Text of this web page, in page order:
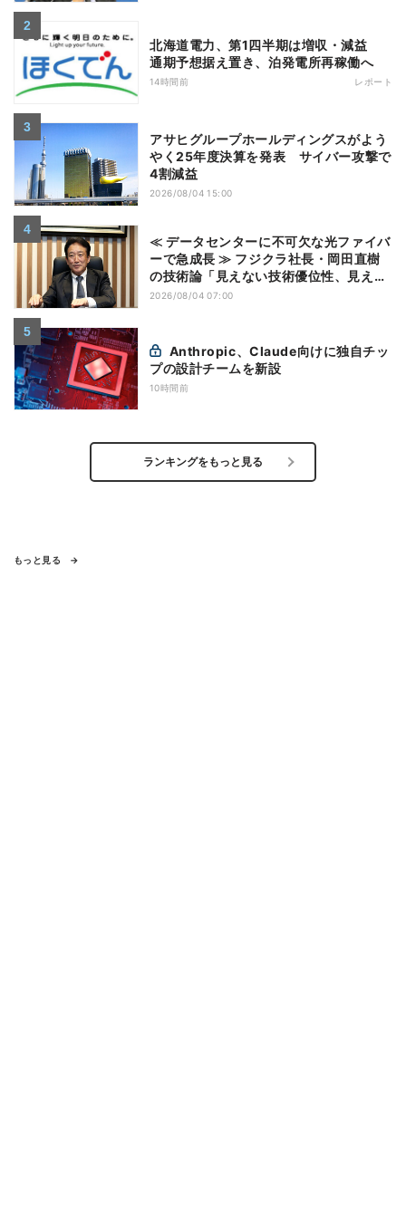
北海道電力、第1四半期は増収・減益
通期予想据え置き、泊発電所再稼働へ
14時間前 レポート
アサヒグループホールディングスがよう
やく25年度決算を発表 サイバー攻撃で
4割減益
2026/08/04 15:00
≪ データセンターに不可欠な光ファイバ
ーで急成長 ≫ フジクラ社長・岡田直樹
の技術論「見えない技術優位性、見えな
い差別化でトップの座を！」
2026/08/04 07:00
プの設計チームを新設
10時間前
ランキングをもっと見る
もっと見る